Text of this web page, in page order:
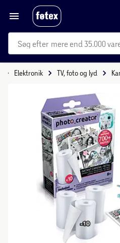
mere end 35.000
Elektronik TV, foto og lyd